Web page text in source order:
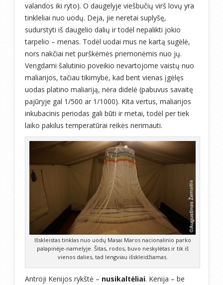
valandos iki ryto). O daugelyje viešbučių virš lovų yra
tinkleliai nuo uodų. Deja, jie neretai suplyšę,
sudurstyti iš daugelio dalių ir todėl nepalikti jokio
tarpelio – menas. Todėl uodai mus ne kartą sugėlė,
nors nakčiai net purškėmės priemonėmis nuo jų.
Vengdami šalutinio poveikio nevartojome vaistų nuo
maliarijos, tačiau tikimybė, kad bent vienas įgėlęs
uodas platino maliariją, nėra didelė (pabuvus savaitę
pajūryje gal 1/500 ar 1/1000). Kita vertus, maliarijos
inkubacinis periodas gali būti ir metai, todėl per tiek
laiko pakilus temperatūrai reikės nerimauti.
Išskleistas tinklas nuo uodų Masai Maros nacionalinio parko
palapinėje-namelyje. Šitas, rodos, buvo neskylėtas ir tik iš
vienos dalies, tad lengviau išskleidžiamas.
Antroji Kenijos rykštė – nusikaltėliai. Kenija – be